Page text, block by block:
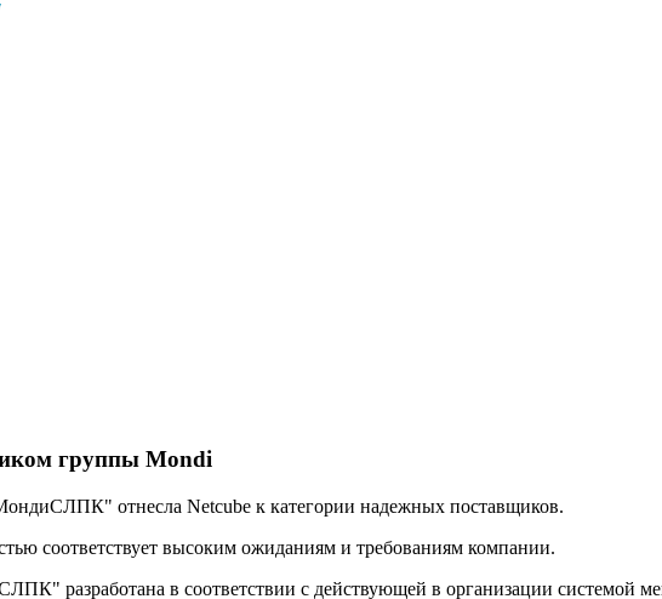
группы Mondi
отнесла Netcube к категории надежных поставщиков.
соответствует высоким ожиданиям и требованиям компании.
разработана в соответствии с действующей в организации системой